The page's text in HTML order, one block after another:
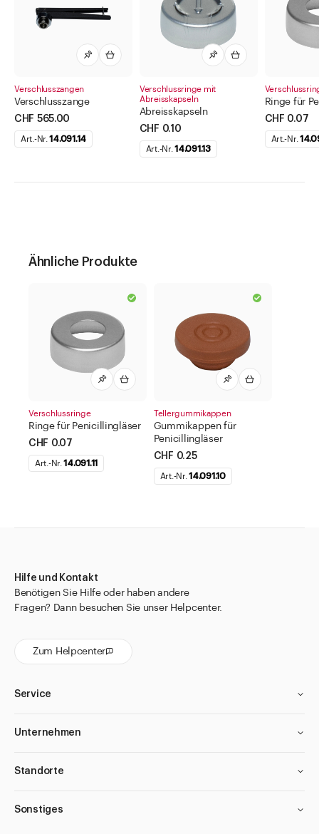
Verschlusszangen
Verschlusszange
CHF 565.00
Art.-Nr.14.091.14
Verschlussringe mit
Abreisskapseln
Abreisskapseln
CHF 0.10
Art.-Nr.14.091.13
Ringe für
CHF 0.07
Art.-Nr.
Ähnliche Produkte
Verschlussringe
Ringe für Penicillingläser
CHF 0.07
Art.-Nr.14.091.11
Tellergummikappen
Gummikappen für
Penicillingläser
CHF 0.25
Art.-Nr.14.091.10
Hilfe und Kontakt
Benötigen Sie Hilfe oder haben andere
Fragen? Dann besuchen Sie unser Helpcenter.
Zum Helpcenter
Service
Unternehmen
Standorte
Sonstiges